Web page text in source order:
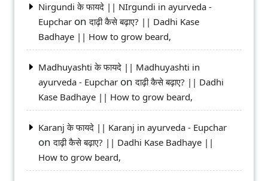
Nirgundi के फायदे || NIrgundi in ayurveda -
Eupchar onदाढ़ी कैसे बढ़ाए? || Dadhi Kase
Badhaye || How to grow beard,
Madhuyashti के फायदे || Madhuyashti in
ayurveda - Eupchar onदाढ़ी कैसे बढ़ाए? || Dadhi
Kase Badhaye || How to grow beard,
Karanj के फायदे || Karanj in ayurveda - Eupchar
onदाढ़ी कैसे बढ़ाए? || Dadhi Kase Badhaye ||
How to grow beard,